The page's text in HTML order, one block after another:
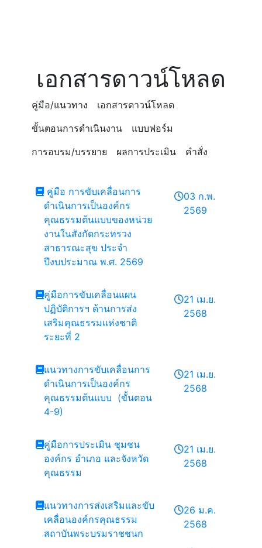
เอกสารดาวน์โหลด
คู่มือ/แนวทาง
เอกสารดาวน์โหลด
ขั้นตอนการดำเนินงาน
แบบฟอร์ม
การอบรม/บรรยาย
ผลการประเมิน คำสั่ง
คู่มือ การขับเคลื่อนการ
ดำเนินการเป็นองค์กร
คุณธรรมต้นแบบของหน่วย
งานในสังกัดกระทรวง
สาธารณะสุข ประจำ
ปีงบประมาณ พ.ศ. 2569
03 ก.พ.
2569
คู่มือการขับเคลื่อนแผน
ปฏิบัติการฯ ด้านการส่ง
เสริมคุณธรรมแห่งชาติ
ระยะที่ 2
21 เม.ย.
2568
แนวทางการขับเคลื่อนการ
ดำเนินการเป็นองค์กร
คุณธรรมต้นแบบ (ขั้นตอน
4-9)
21 เม.ย.
2568
คู่มือการประเมิน ชุมชน
องค์กร อำเภอ และจังหวัด
คุณธรรม
21 เม.ย.
2568
แนวทางการส่งเสริมและขับ
เคลื่อนองค์กรคุณธรรม
สถาบันพระบรมราชชนก
26 ม.ค.
2568